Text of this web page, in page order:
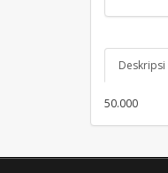
Deskripsi
50.000